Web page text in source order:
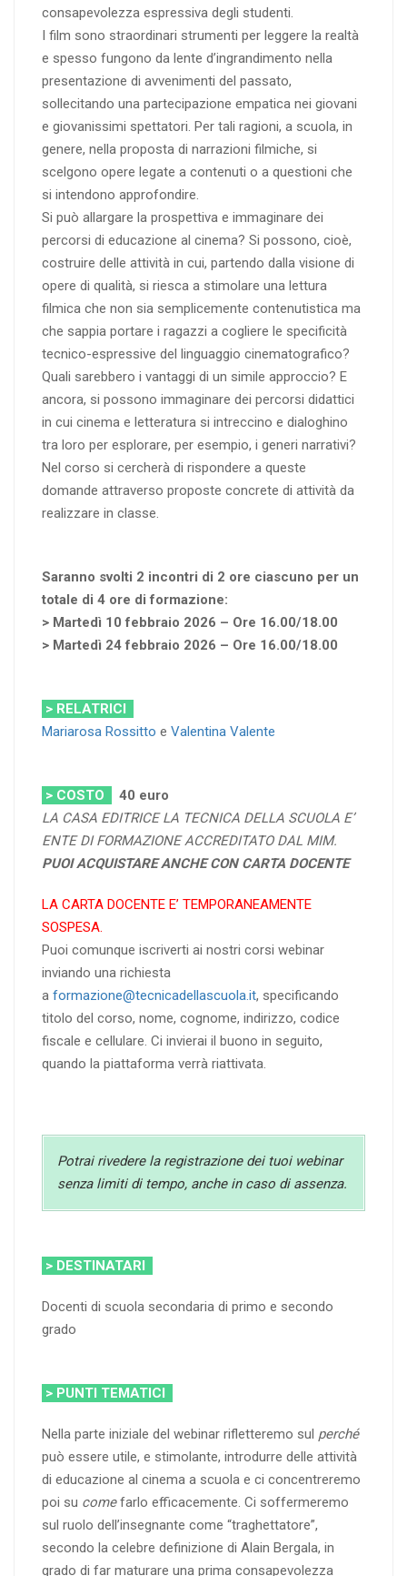
consapevolezza espressiva degli studenti.
I film sono straordinari strumenti per leggere la realtà
e spesso fungono da lente d’ingrandimento nella
presentazione di avvenimenti del passato,
sollecitando una partecipazione empatica nei giovani
e giovanissimi spettatori. Per tali ragioni, a scuola, in
genere, nella proposta di narrazioni filmiche, si
scelgono opere legate a contenuti o a questioni che
si intendono approfondire.
Si può allargare la prospettiva e immaginare dei
percorsi di educazione al cinema? Si possono, cioè,
costruire delle attività in cui, partendo dalla visione di
opere di qualità, si riesca a stimolare una lettura
filmica che non sia semplicemente contenutistica ma
che sappia portare i ragazzi a cogliere le specificità
tecnico-espressive del linguaggio cinematografico?
Quali sarebbero i vantaggi di un simile approccio? E
ancora, si possono immaginare dei percorsi didattici
in cui cinema e letteratura si intreccino e dialoghino
tra loro per esplorare, per esempio, i generi narrativi?
Nel corso si cercherà di rispondere a queste
domande attraverso proposte concrete di attività da
realizzare in classe.
Saranno svolti 2 incontri di 2 ore ciascuno per un
totale di 4 ore di formazione:
> Martedì 10 febbraio 2026 – Ore 16.00/18.00
> Martedì 24 febbraio 2026 – Ore 16.00/18.00
> RELATRICI
Mariarosa Rossitto e Valentina Valente
> COSTO
40 euro
LA CASA EDITRICE LA TECNICA DELLA SCUOLA E’
ENTE DI FORMAZIONE ACCREDITATO DAL MIM.
PUOI ACQUISTARE ANCHE CON CARTA DOCENTE
LA CARTA DOCENTE E’ TEMPORANEAMENTE
SOSPESA.
Puoi comunque iscriverti ai nostri corsi webinar
inviando una richiesta
a formazione@tecnicadellascuola.it, specificando
titolo del corso, nome, cognome, indirizzo, codice
fiscale e cellulare. Ci invierai il buono in seguito,
quando la piattaforma verrà riattivata.
Potrai rivedere la registrazione dei tuoi webinar
senza limiti di tempo, anche in caso di assenza.
> DESTINATARI
Docenti di scuola secondaria di primo e secondo
grado
> PUNTI TEMATICI
Nella parte iniziale del webinar rifletteremo sul perché
può essere utile, e stimolante, introdurre delle attività
di educazione al cinema a scuola e ci concentreremo
poi su comefarlo efficacemente. Ci soffermeremo
sul ruolo dell’insegnante come “traghettatore”,
secondo la celebre definizione di Alain Bergala, in
grado di far maturare una prima consapevolezza